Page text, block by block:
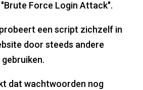
Force Login Attack".
een script zichzelf in
door steeds andere
dat wachtwoorden nog